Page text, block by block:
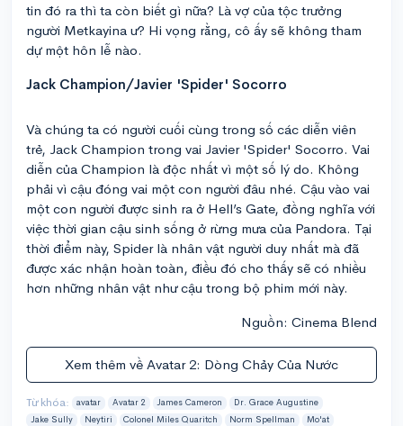
tin đó ra thì ta còn biết gì nữa? Là vợ của tộc trưởng
người Metkayina ư? Hi vọng rằng, cô ấy sẽ không tham
dự một hôn lễ nào.
Jack Champion/Javier 'Spider' Socorro
Và chúng ta có người cuối cùng trong số các diễn viên
trẻ, Jack Champion trong vai Javier 'Spider' Socorro. Vai
diễn của Champion là độc nhất vì một số lý do. Không
phải vì cậu đóng vai một con người đâu nhé. Cậu vào vai
một con người được sinh ra ở Hell’s Gate, đồng nghĩa với
việc thời gian cậu sinh sống ở rừng mưa của Pandora. Tại
thời điểm này, Spider là nhân vật người duy nhất mà đã
được xác nhận hoàn toàn, điều đó cho thấy sẽ có nhiều
hơn những nhân vật như cậu trong bộ phim mới này.
Nguồn: Cinema Blend
Xem thêm về Avatar 2: Dòng Chảy Của Nước
Từ khóa: avatar Avatar 2 James Cameron
Dr. Grace Augustine
Jake Sully
Neytiri Colonel Miles Quaritch Norm Spellman Mo'at